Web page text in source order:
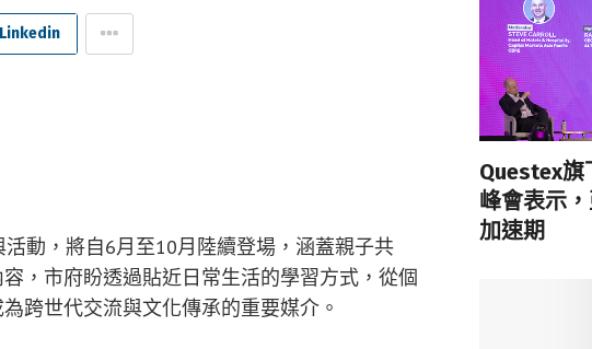
Linkedin
動，將自6月至10月陸續登場，涵蓋親子共
，市府盼透過貼近日常生活的學習方式，從個
跨世代交流與文化傳承的重要媒介。
Questex旗
峰會表示
加速期